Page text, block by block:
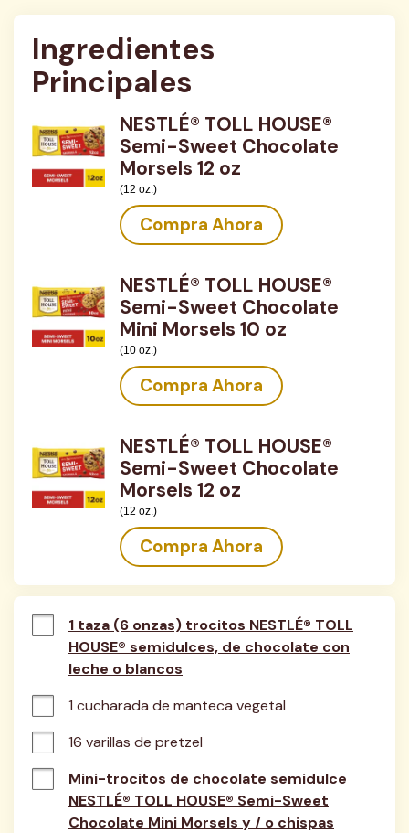
Ingredientes
Principales
NESTLÉ® TOLL HOUSE®
Semi-Sweet Chocolate
Morsels 12 oz
(12 oz.)
Compra Ahora
NESTLÉ® TOLL HOUSE®
Semi-Sweet Chocolate
Mini Morsels 10 oz
(10 oz.)
Compra Ahora
NESTLÉ® TOLL HOUSE®
Semi-Sweet Chocolate
Morsels 12 oz
(12 oz.)
Compra Ahora
1 taza (6 onzas) trocitos NESTLÉ® TOLL
HOUSE® semidulces, de chocolate con
leche o blancos
1 cucharada de manteca vegetal
16 varillas de pretzel
Mini-trocitos de chocolate semidulce
NESTLÉ® TOLL HOUSE® Semi-Sweet
Chocolate Mini Morsels y / o chispas